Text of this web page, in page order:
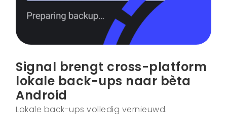
Signal brengt cross-platform
lokale back-ups naar bèta
Android
Lokale back-ups volledig vernieuwd.